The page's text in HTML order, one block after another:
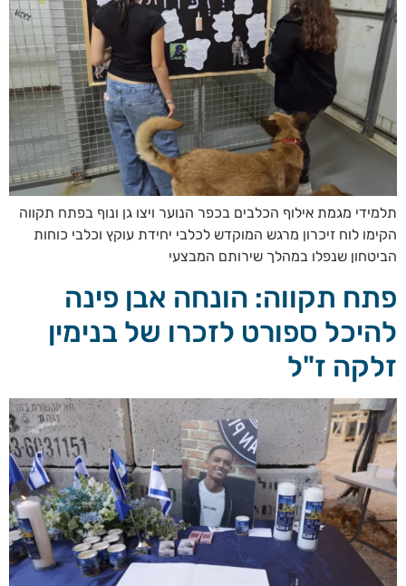
תלמידי מגמת אילוף הכלבים בכפר הנוער ויצו גן ונוף בפתח תקווה
הקימו לוח זיכרון מרגש המוקדש לכלבי יחידת עוקץ וכלבי כוחות
הביטחון שנפלו במהלך שירותם המבצעי
פתח תקווה: הונחה אבן פינה
להיכל ספורט לזכרו של בנימין
זלקה ז"ל